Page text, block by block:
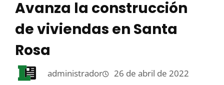
Avanza la construcción
de viviendas en Santa
Rosa
administrador 26 de abril de 2022